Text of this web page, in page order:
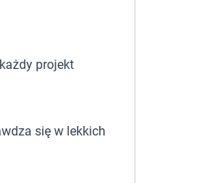
projekt
się w lekkich